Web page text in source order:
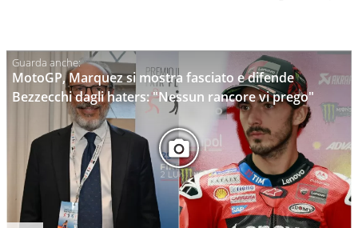
MotoGP, Marquez si mostra fasciato e difende
Bezzecchi dagli haters: "Nessun rancore vi prego"